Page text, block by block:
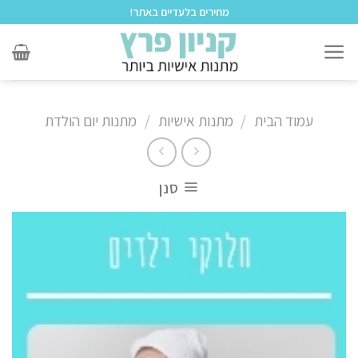
מחירים בלעדיים באתר!
עמוד הבית / מתנות אישיות / מתנות יום הולדת
סנן